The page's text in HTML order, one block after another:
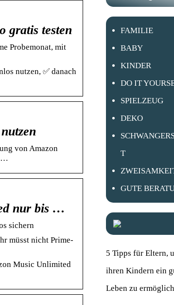
gratis testen
Probemonat, mit
nutzen, ✅ danach
von Amazon
…
nur bis …
sichern
müsst nicht Prime-
Music Unlimited
FAMILIE
BABY
KINDER
DO IT
SPIELZEUG
DEKO
T
GUTE
5 Tipps für Eltern,
ihren Kindern ein
Leben zu